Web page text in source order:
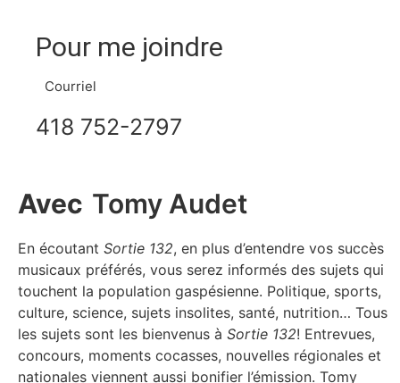
Pour me joindre
Courriel
418 752-2797
Avec Tomy Audet
En écoutant Sortie 132, en plus d’entendre vos succès
musicaux préférés, vous serez informés des sujets qui
touchent la population gaspésienne. Politique, sports,
culture, science, sujets insolites, santé, nutrition… Tous
les sujets sont les bienvenus à Sortie 132! Entrevues,
concours, moments cocasses, nouvelles régionales et
nationales viennent aussi bonifier l’émission. Tomy